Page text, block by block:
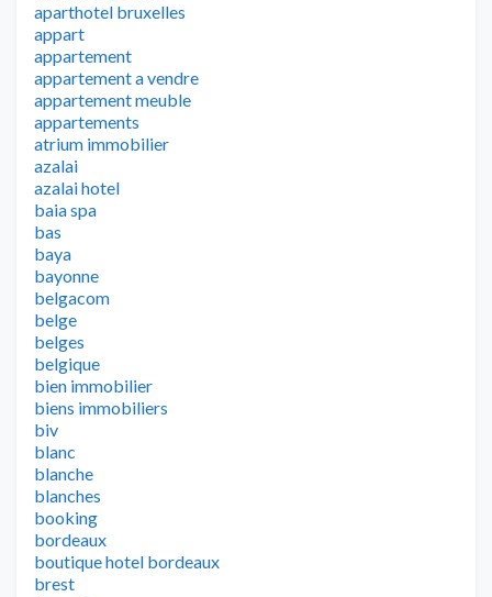
aparthotel bruxelles
appart
appartement
appartement a vendre
appartement meuble
appartements
atrium immobilier
azalai
azalai hotel
baia spa
bas
baya
bayonne
belgacom
belge
belges
belgique
bien immobilier
biens immobiliers
biv
blanc
blanche
blanches
booking
bordeaux
boutique hotel bordeaux
brest